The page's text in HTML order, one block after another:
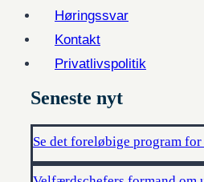
Høringssvar
Kontakt
Privatlivspolitik
Seneste nyt
Se det foreløbige program